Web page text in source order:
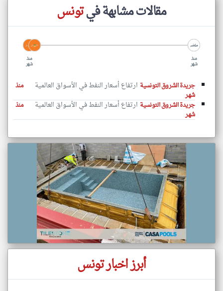
مقالات مشابهة فيتونس
منذ
شهر
منذ
شهر
جريدة الشروق التونسية ارتفاع أسعار النفط في الأسواق العالمية
منذ
شهر
جريدة الشروق التونسية ارتفاع أسعار النفط في الأسواق العالمية
منذ
شهر
أبرز اخبار تونس